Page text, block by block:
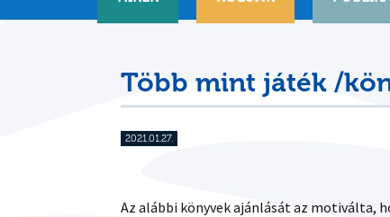
Több mint játék /
2021.01.27.
Az alábbi könyvek ajánlását az motiválta,